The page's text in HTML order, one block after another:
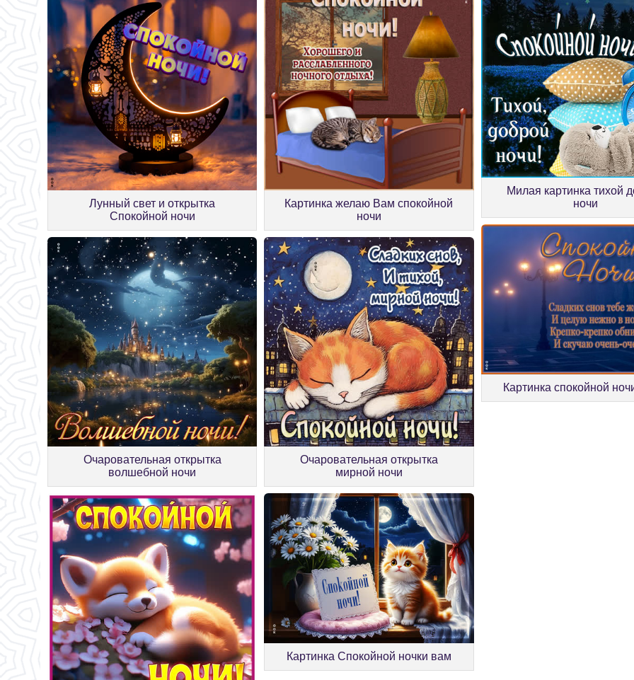
Лунный свет и открытка
Спокойной ночи
Картинка желаю Вам спокойной
ночи
Милая картинка тихой
ночи
Очаровательная открытка
волшебной ночи
Очаровательная открытка
мирной ночи
Картинка спокойной
Картинка Спокойной ночки вам